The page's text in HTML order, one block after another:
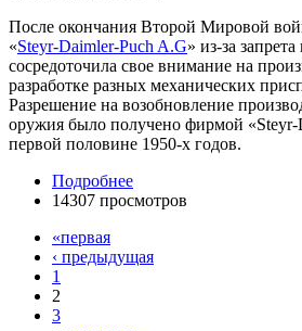
После окончания Второй Мировой
«Steyr-Daimler-Puch A.G» из-за
сосредоточила свое внимание на
разработке разных механических
Разрешение на возобновление
оружия было получено фирмой «Steyr-
первой половине 1950-х годов.
Подробнее
14307 просмотров
«первая
‹ предыдущая
1
2
3